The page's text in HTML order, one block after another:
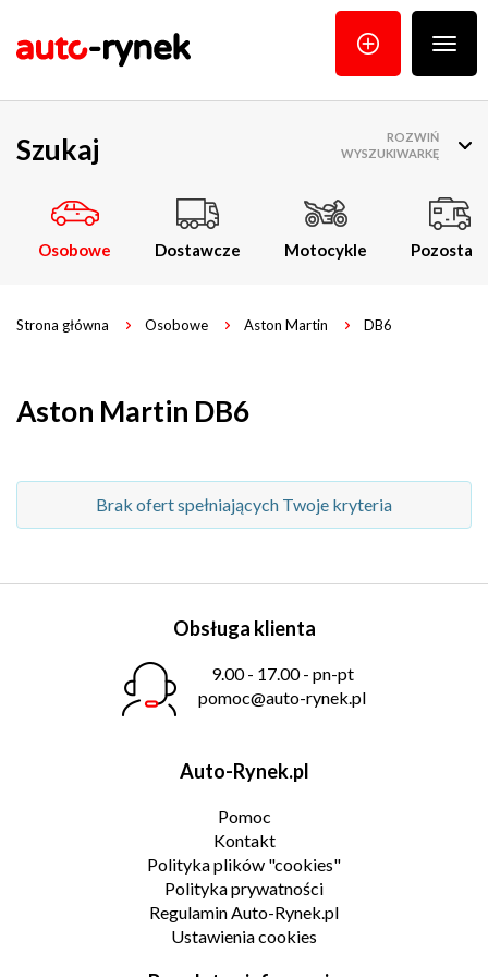
menu
Szukaj
Osobowe Dostawcze Motocykle Pozostałe
ROZWIŃ
WYSZUKIWARKĘ
Strona główna Osobowe Aston Martin DB6
Aston Martin DB6
Brak ofert spełniających Twoje kryteria
Obsługa klienta
9.00 - 17.00 - pn-pt
pomoc@auto-rynek.pl
Auto-Rynek.pl
Pomoc
Kontakt
Polityka plików "cookies"
Polityka prywatności
Regulamin Auto-Rynek.pl
Ustawienia cookies